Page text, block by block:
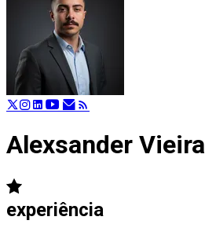
Alexsander Vieira
experiência